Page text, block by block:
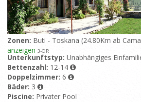
Zonen: Buti - Toskana (24.80Km ab
anzeigen 3-OR
Unterkunftstyp: Unabhängiges
Bettenzahl: 12-14
Doppelzimmer: 6
Bäder: 3
Piscine: Privater Pool